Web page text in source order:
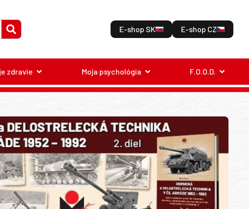
E-shop SK E-shop CZ
zdravie Moja psychológia F.O.O.D.